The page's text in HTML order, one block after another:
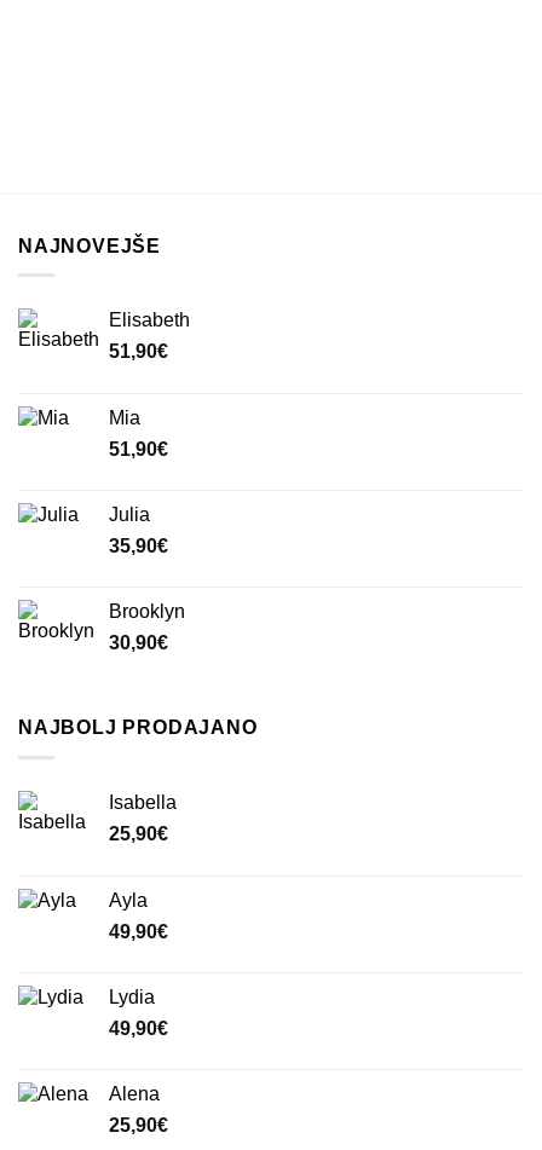
NAJNOVEJŠE
Elisabeth
51,90€
Mia
51,90€
Julia
35,90€
Brooklyn
30,90€
NAJBOLJ PRODAJANO
Isabella
25,90€
Ayla
49,90€
Lydia
49,90€
Alena
25,90€